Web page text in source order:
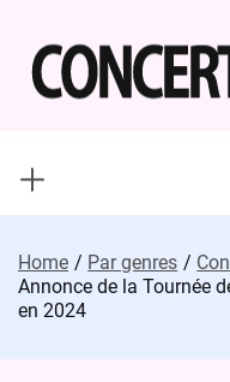
content
Home Par genres
Annonce de la Tournée
en 2024